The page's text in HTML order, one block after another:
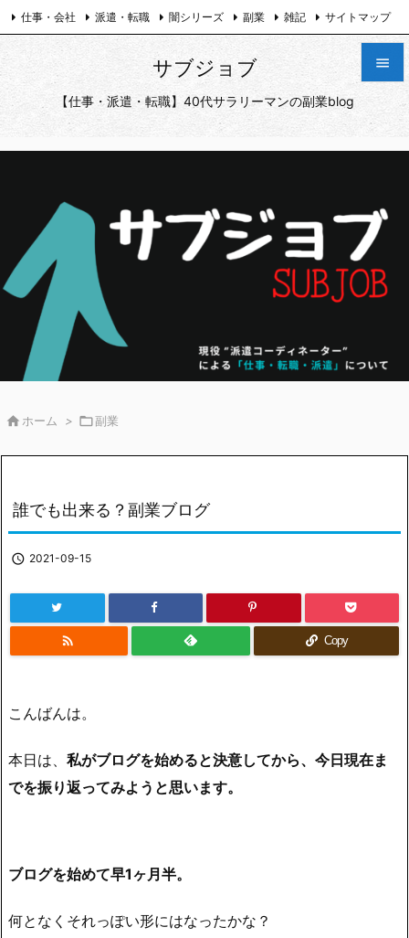
サブジョブ
【仕事・派遣・転職】40代サラリーマンの副業blog


メニュ

前へ


仕事・会社 派遣・転職 闇シリーズ 副業 雑記 サイトマップ
プライバシーポリシー お問い合わせ
 ホーム > 副業
誰でも出来る？副業ブログ
 2021-09-15
 Copy
こんばんは。
本日は、 私がブログを始めると決意してから、今日現在ま
でを振り返ってみようと思います。
ブログを始めて早1ヶ月半。
何となくそれっぽい形にはなったかな？